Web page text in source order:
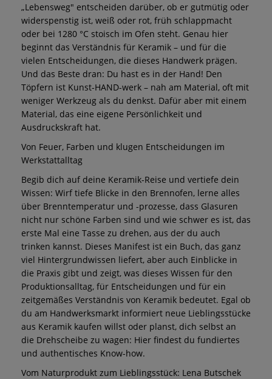
„Lebensweg" entscheiden darüber, ob er gutmütig oder
widerspenstig ist, weiß oder rot, früh schlappmacht
oder bei 1280 °C stoisch im Ofen steht. Genau hier
beginnt das Verständnis für Keramik – und für die
vielen Entscheidungen, die dieses Handwerk prägen.
Und das Beste dran: Du hast es in der Hand! Den
Töpfern ist Kunst-HAND-werk – nah am Material, oft mit
weniger Werkzeug als du denkst. Dafür aber mit einem
Material, das eine eigene Persönlichkeit und
Ausdruckskraft hat.
Von Feuer, Farben und klugen Entscheidungen im
Werkstattalltag
Begib dich auf deine Keramik-Reise und vertiefe dein
Wissen: Wirf tiefe Blicke in den Brennofen, lerne alles
über Brenntemperatur und -prozesse, dass Glasuren
nicht nur schöne Farben sind und wie schwer es ist, das
erste Mal eine Tasse zu drehen, aus der du auch
trinken kannst. Dieses Manifest ist ein Buch, das ganz
viel Hintergrundwissen liefert, aber auch Einblicke in
die Praxis gibt und zeigt, was dieses Wissen für den
Produktionsalltag, für Entscheidungen und für ein
zeitgemäßes Verständnis von Keramik bedeutet. Egal ob
du am Handwerksmarkt informiert neue Lieblingsstücke
aus Keramik kaufen willst oder planst, dich selbst an
die Drehscheibe zu wagen: Hier findest du fundiertes
und authentisches Know-how.
Vom Naturprodukt zum Lieblingsstück: Lena Butschek